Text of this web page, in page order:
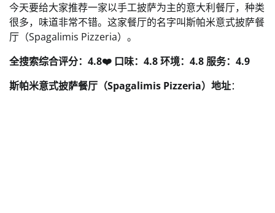
今天要给大家推荐一家以手工披萨为主的意大利餐厅，种类
很多，味道非常不错。这家餐厅的名字叫斯帕米意式披萨餐
厅（Spagalimis Pizzeria）。
全搜索综合评分：4.8❤️ 口味：4.8 环境：4.8 服务：4.9
斯帕米意式披萨餐厅（Spagalimis Pizzeria）地址：